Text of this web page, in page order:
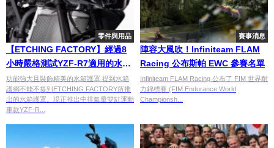
零件與用品
【ETCHING FACTORY】經過8
小時嚴格測試YZF-R7適用的水箱
護罩
功能強大且裝飾精美的水箱護罩 提到水箱
護網不能不提到ETCHING FACTORY所推
出的水箱護罩。現正推出中排氣量雙缸運動
車款YZF-R...
賽事消息
陣容大風吹！Infiniteam FLAM
Racing 公布斯帕 EWC 參賽名單
Infiniteam FLAM Racing 公布了 FIM 世界耐
力錦標賽 (FIM Endurance World
Championsh...